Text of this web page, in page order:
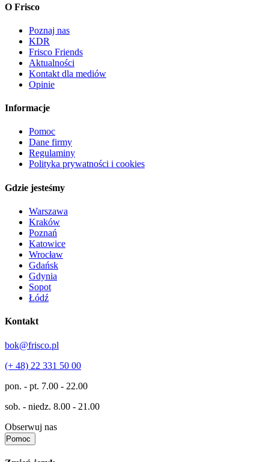
O Frisco
Poznaj nas
KDR
Frisco Friends
Aktualności
Kontakt dla mediów
Opinie
Informacje
Pomoc
Dane firmy
Regulaminy
Polityka prywatności i cookies
Gdzie jesteśmy
Warszawa
Kraków
Poznań
Katowice
Wrocław
Gdańsk
Gdynia
Sopot
Łódź
Kontakt
bok@frisco.pl
(+ 48) 22 331 50 00
pon. - pt. 7.00 - 22.00
sob. - niedz. 8.00 - 21.00
Obserwuj nas
Pomoc